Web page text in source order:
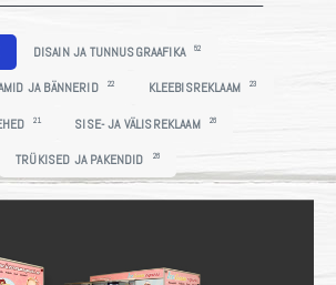
DISAIN JA TUNNUSGRAAFIKA 52
JA BÄNNERID 22 KLEEBISREKLAAM 23
21 SISE- JA VÄLISREKLAAM 26
TRÜKISED JA PAKENDID 26